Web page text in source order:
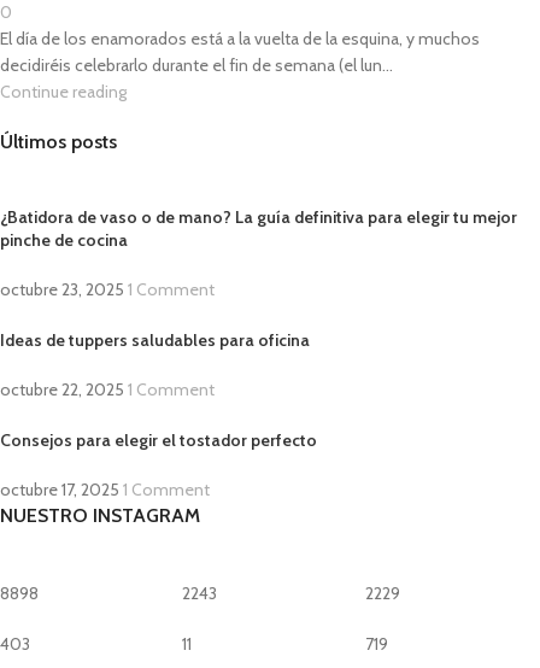
0
El día de los enamorados está a la vuelta de la esquina, y muchos
decidiréis celebrarlo durante el fin de semana (el lun...
Continue reading
Últimos posts
¿Batidora de vaso o de mano? La guía definitiva para elegir tu mejor
pinche de cocina
octubre 23, 2025 1 Comment
Ideas de tuppers saludables para oficina
octubre 22, 2025 1 Comment
Consejos para elegir el tostador perfecto
octubre 17, 2025 1 Comment
NUESTRO INSTAGRAM
8898
403
2243
11
2229
719